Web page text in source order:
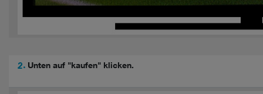
2. Unten auf "kaufen" klicken.